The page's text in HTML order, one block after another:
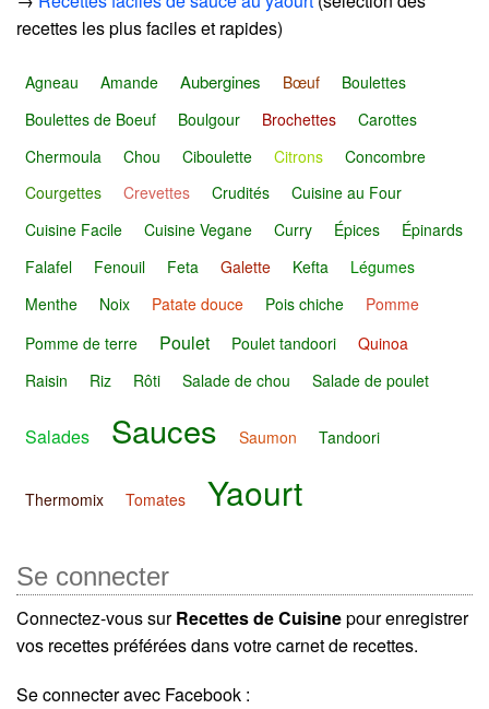
recettes les plus faciles et rapides)
Agneau Amande Aubergines Bœuf
Boulettes
Boulettes de Boeuf
Boulgour Brochettes
Carottes
Chermoula
Chou Ciboulette Citrons
Concombre
Courgettes
Crevettes Crudités
Cuisine au Four
Cuisine Facile
Cuisine Vegane Curry Épices
Épinards
Falafel
Fenouil Feta Galette Kefta
Légumes
Menthe
Noix Patate douce Pois chiche
Pomme
Pomme de terre
Poulet Poulet tandoori
Quinoa
Raisin
Riz Rôti Salade de chou Salade de poulet
Salades Sauces Saumon Tandoori
Thermomix Tomates Yaourt
Se connecter
Connectez-vous surRecettes de Cuisinepour enregistrer
vos recettes préférées dans votre carnet de recettes.
Se connecter avec Facebook :